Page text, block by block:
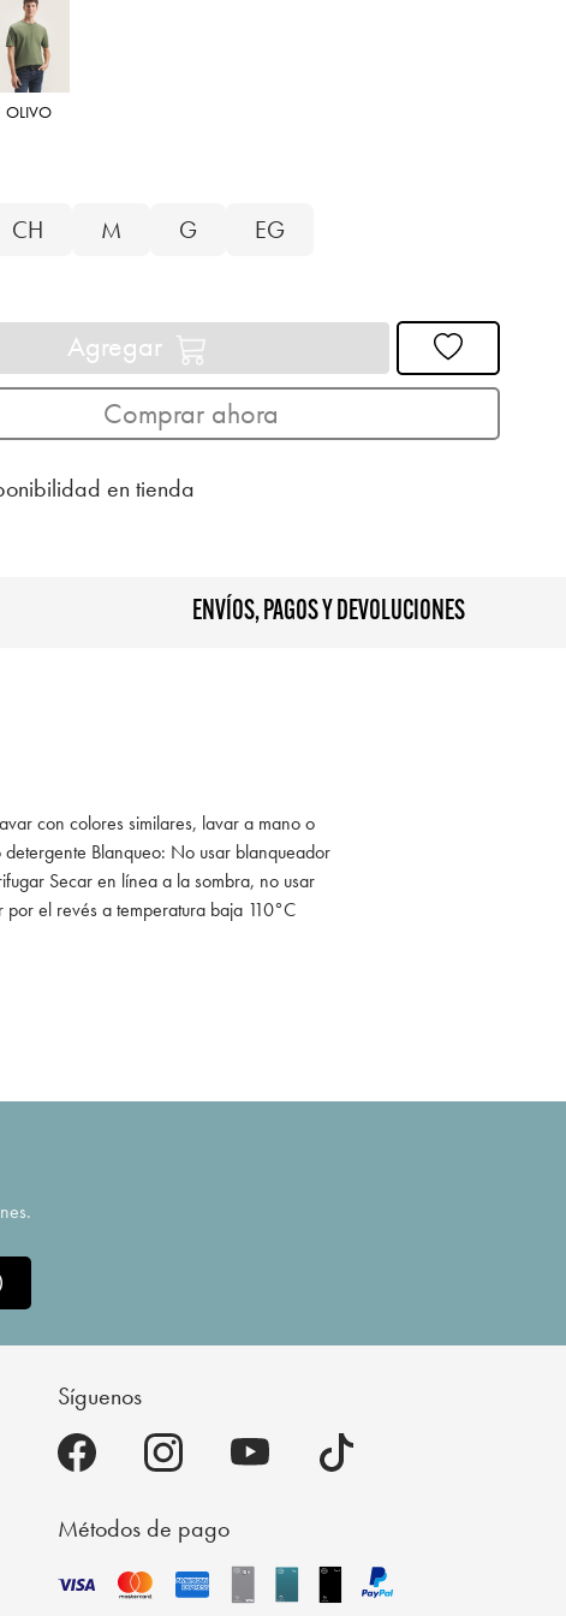
OLIVO
CH M G EG
Agregar
Comprar ahora
en tienda
ENVÍOS, PAGOS Y DEVOLUCIONES
con colores similares, lavar a mano o
Blanqueo: No usar blanqueador
Secar en línea a la sombra, no usar
el revés a temperatura baja 110°C
Síguenos
Métodos de pago